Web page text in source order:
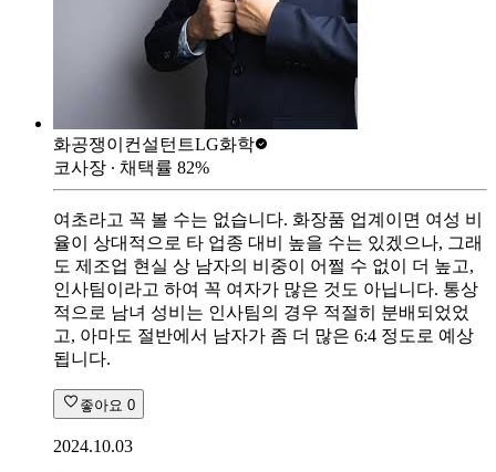
화공쟁이컨설턴트LG화학
코사장 ∙ 채택률 82%
여초라고 꼭 볼 수는 없습니다. 화장품 업계이면 여성 비
율이 상대적으로 타 업종 대비 높을 수는 있겠으나, 그래
도 제조업 현실 상 남자의 비중이 어쩔 수 없이 더 높고,
인사팀이라고 하여 꼭 여자가 많은 것도 아닙니다. 통상
적으로 남녀 성비는 인사팀의 경우 적절히 분배되었었
고, 아마도 절반에서 남자가 좀 더 많은 6:4 정도로 예상
됩니다.
좋아요 0
2024.10.03